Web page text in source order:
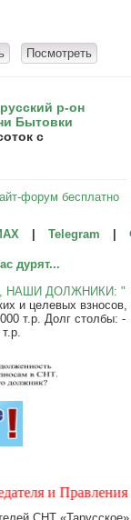
р-он
Бытовки
с
форум бесплатно
Telegram
дурят...
НАШИ ДОЛЖНИКИ: "
и целевых взносов,
т.р. Долг столбы: -
и Правления СК